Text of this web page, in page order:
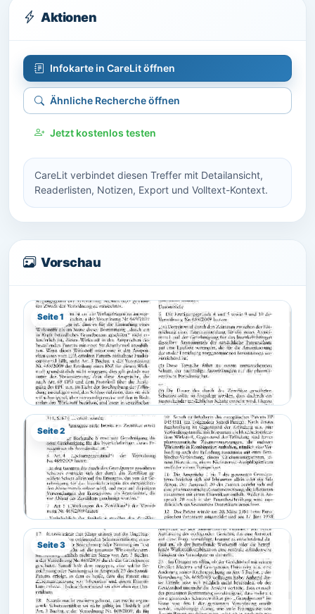
Aktionen
Infokarte in CareLit öffnen
Ähnliche Recherche öffnen
Jetzt kostenlos testen
CareLit verbindet diesen Treffer mit Detailansicht,
Readerlisten, Notizen, Export und Volltext-Kontext.
Vorschau
Seite 1
Seite 2
Seite 3